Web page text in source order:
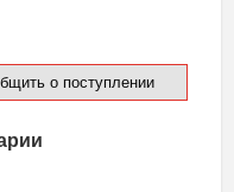
о поступлении